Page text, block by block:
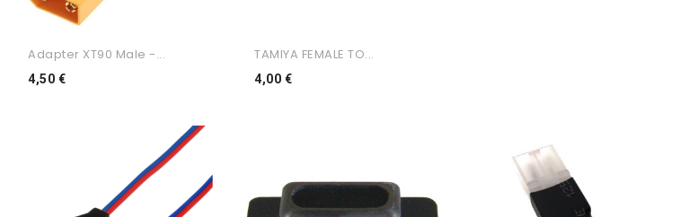
Adapter XT90 Male -...
4,50 €Preço
TAMIYA FEMALE TO...
4,00 €Preço